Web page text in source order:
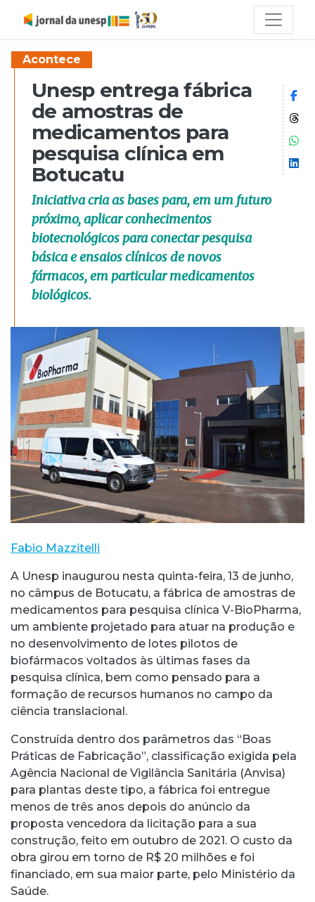
Acontece
Unesp entrega fábrica
de amostras de
medicamentos para
pesquisa clínica em
Botucatu
Iniciativa cria as bases para, em um futuro
próximo, aplicar conhecimentos
biotecnológicos para conectar pesquisa
básica e ensaios clínicos de novos
fármacos, em particular medicamentos
biológicos.
Fabio Mazzitelli
A Unesp inaugurou nesta quinta-feira, 13 de junho,
no câmpus de Botucatu, a fábrica de amostras de
medicamentos para pesquisa clínica V-BioPharma,
um ambiente projetado para atuar na produção e
no desenvolvimento de lotes pilotos de
biofármacos voltados às últimas fases da
pesquisa clínica, bem como pensado para a
formação de recursos humanos no campo da
ciência translacional.
Construída dentro dos parâmetros das “Boas
Práticas de Fabricação”, classificação exigida pela
Agência Nacional de Vigilância Sanitária (Anvisa)
para plantas deste tipo, a fábrica foi entregue
menos de três anos depois do anúncio da
proposta vencedora da licitação para a sua
construção, feito em outubro de 2021. O custo da
obra girou em torno de R$ 20 milhões e foi
financiado, em sua maior parte, pelo Ministério da
Saúde.